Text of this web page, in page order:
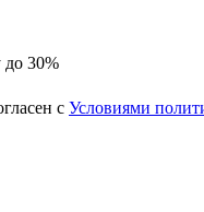
до 30%
с Условиями